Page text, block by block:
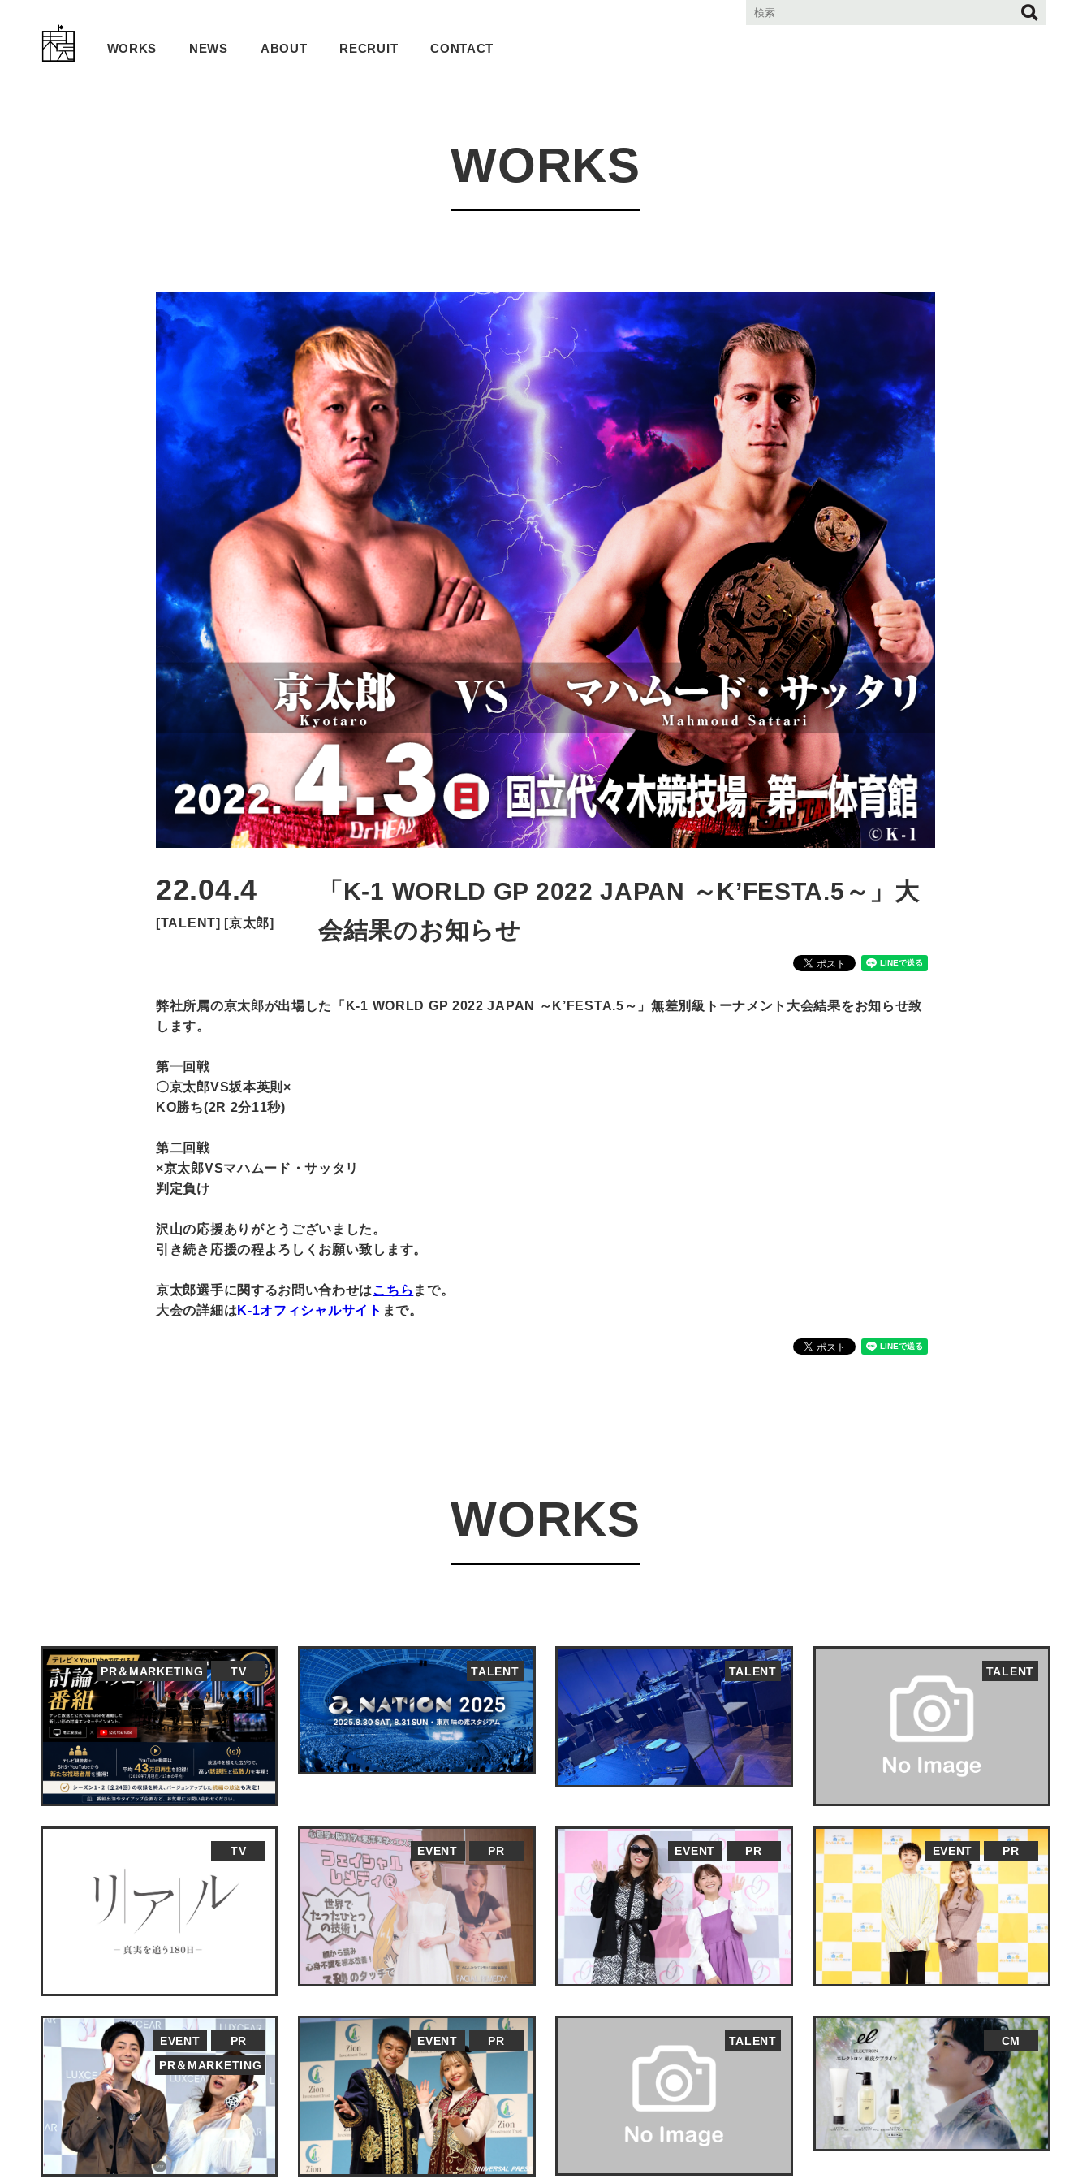
WORKS NEWS ABOUT RECRUIT CONTACT
WORKS
22.04.4
[TALENT] [京太郎]
「K-1 WORLD GP 2022 JAPAN ～K’FESTA.5～」大
会結果のお知らせ
弊社所属の京太郎が出場した「K-1 WORLD GP 2022 JAPAN ～K’FESTA.5～」無差別級トーナメント大会結果をお知らせ致
します。
第一回戦
〇京太郎VS坂本英則×
KO勝ち(2R 2分11秒)
第二回戦
×京太郎VSマハムード・サッタリ
判定負け
沢山の応援ありがとうございました。
引き続き応援の程よろしくお願い致します。
京太郎選手に関するお問い合わせはこちら まで。
大会の詳細は K-1オフィシャルサイト まで。
WORKS
PR＆MARKETING TV TALENT TALENT TALENT
TV EVENT PR EVENT PR EVENT PR
EVENT
PR
PR＆MARKETING
EVENT PR TALENT CM